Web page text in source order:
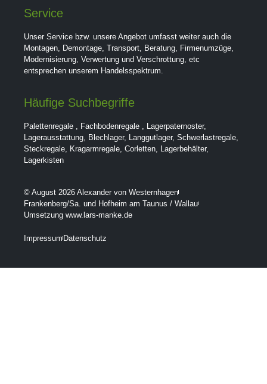
Service
Unser Service bzw. unsere Angebot umfasst weiter auch die
Montagen, Demontage, Transport, Beratung, Firmenumzüge,
Modernisierung, Verwertung und Verschrottung, etc
entsprechen unserem Handelsspektrum.
Häufige Suchbegriffe
Palettenregale , Fachbodenregale , Lagerpaternoster,
Lagerausstattung, Blechlager, Langgutlager, Schwerlastregale,
Steckregale, Kragarmregale, Corletten, Lagerbehälter,
Lagerkisten
© August 2026 Alexander von Westernhagen
Frankenberg/Sa. und Hofheim am Taunus / Wallau
Umsetzung www.lars-manke.de
Impressum Datenschutz